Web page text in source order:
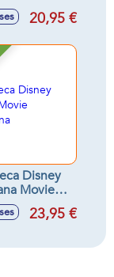
33x18x8
20,95 €
Disney
Movie
23,95 €